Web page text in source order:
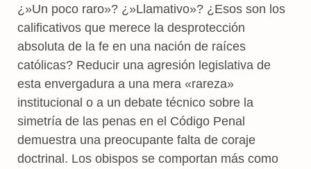
¿»Un poco raro»? ¿»Llamativo»? ¿Esos son los
calificativos que merece la desprotección
absoluta de la fe en una nación de raíces
católicas? Reducir una agresión legislativa de
esta envergadura a una mera «rareza»
institucional o a un debate técnico sobre la
simetría de las penas en el Código Penal
demuestra una preocupante falta de coraje
doctrinal. Los obispos se comportan más como